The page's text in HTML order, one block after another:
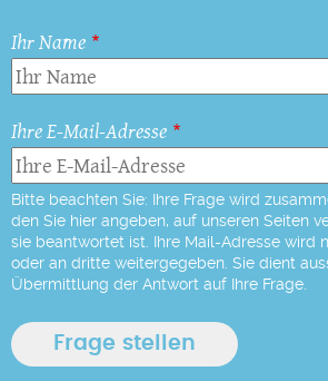
Ihr Name
Ihre E-Mail-Adresse
Bitte beachten Sie: Ihre Frage wird
den Sie hier angeben, auf unseren Seiten
sie beantwortet ist. Ihre Mail-Adresse wird
oder an dritte weitergegeben. Sie dient
Übermittlung der Antwort auf Ihre Frage.